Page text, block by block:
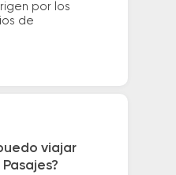
por los
de
viajar